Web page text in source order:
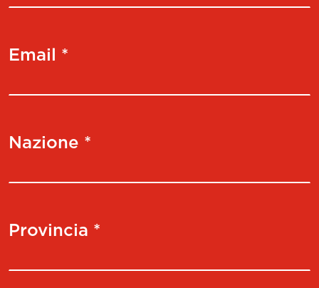
Email *
Nazione *
Provincia *